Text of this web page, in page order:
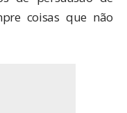
coisas que não